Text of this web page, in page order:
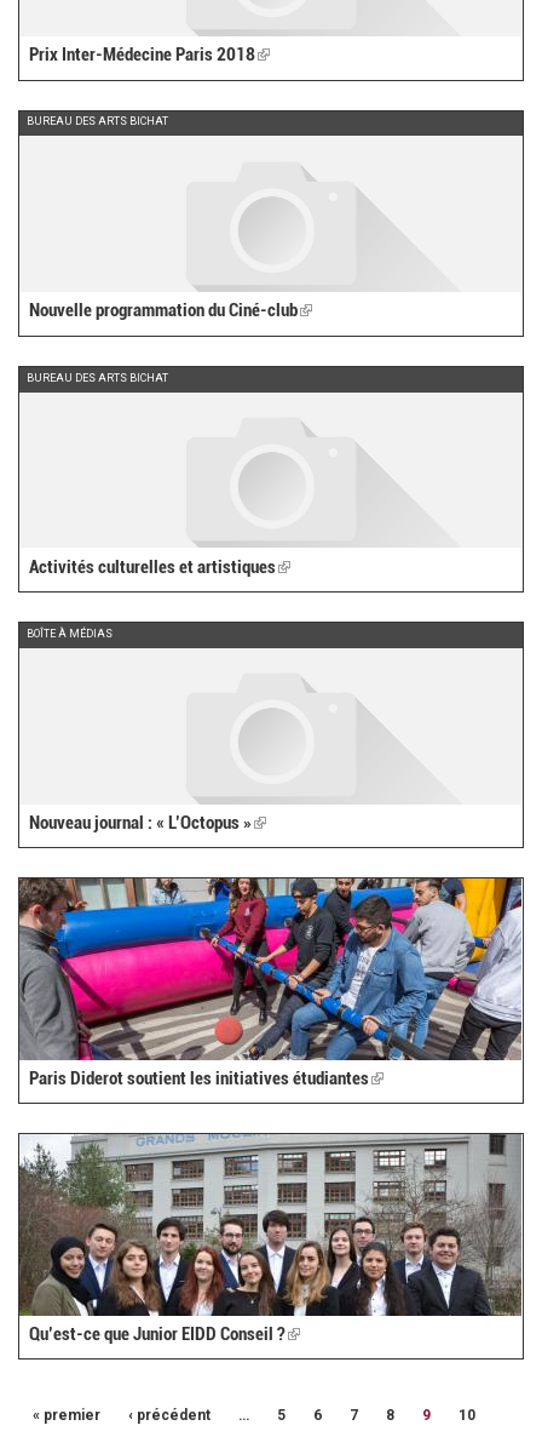
Prix Inter-Médecine Paris 2018(link
BUREAU DES ARTS BICHAT
Nouvelle programmation du Ciné-club(link
BUREAU DES ARTS BICHAT
Activités culturelles et artistiques(link
is
BOÎTE À MÉDIAS
Nouveau journal : « L’Octopus »(link
is
Paris Diderot soutient les initiatives étudiantes(link
is
Qu’est-ce que Junior EIDD Conseil ?(link
is
« premier ‹ précédent … 5 6 7 8 9 10